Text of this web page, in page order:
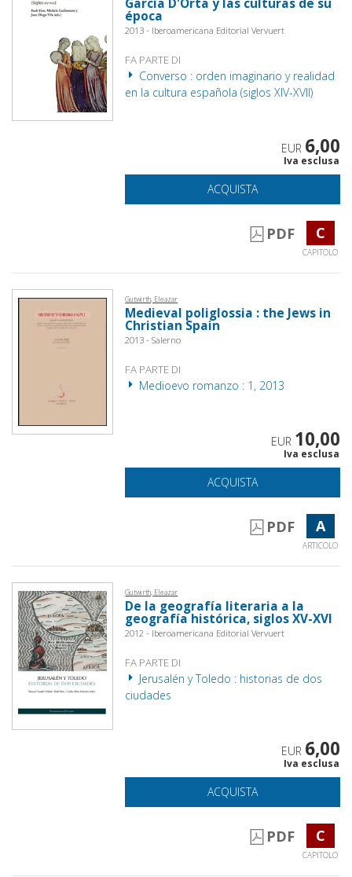
época
2013 - Iberoamericana Editorial Vervuert
FA PARTE DI
Converso : orden imaginario y realidad
en la cultura española (siglos XIV-XVII)
EUR 6,00
Iva esclusa
ACQUISTA
PDF C
CAPITOLO
Gutwirth, Eleazar
Medieval poliglossia : the Jews in
Christian Spain
2013 - Salerno
FA PARTE DI
Medioevo romanzo : 1, 2013
EUR 10,00
Iva esclusa
ACQUISTA
PDF A
ARTICOLO
Gutwirth, Eleazar
De la geografía literaria a la
geografía histórica, siglos XV-XVI
2012 - Iberoamericana Editorial Vervuert
FA PARTE DI
Jerusalén y Toledo : historias de dos
ciudades
EUR 6,00
Iva esclusa
ACQUISTA
PDF C
CAPITOLO